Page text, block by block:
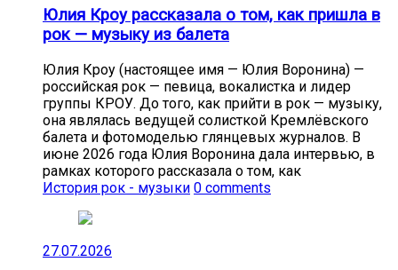
Юлия Кроу рассказала о том, как пришла в
рок — музыку из балета
Юлия Кроу (настоящее имя — Юлия Воронина) —
российская рок — певица, вокалистка и лидер
группы КРОУ. До того, как прийти в рок — музыку,
она являлась ведущей солисткой Кремлёвского
балета и фотомоделью глянцевых журналов. В
июне 2026 года Юлия Воронина дала интервью, в
рамках которого рассказала о том, как
История рок - музыки 0 comments
27.07.2026